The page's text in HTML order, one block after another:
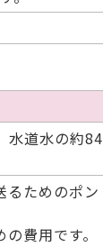
水道水の約84
るためのポン
費用です。